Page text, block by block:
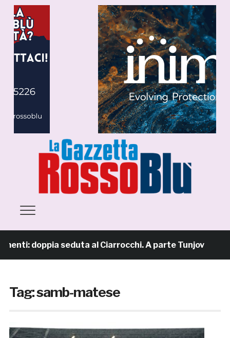
seduta al Ciarrocchi. A parte Tunjov 21 ore
Tag:samb-matese